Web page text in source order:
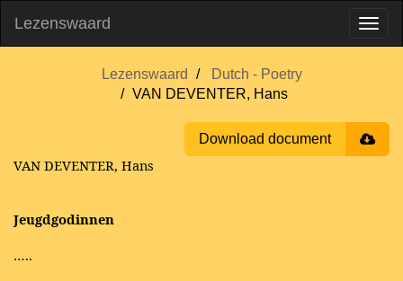
Lezenswaard
Lezenswaard
Dutch - Poetry
VAN DEVENTER, Hans
Download document
VAN DEVENTER, Hans
Jeugdgodinnen
…..